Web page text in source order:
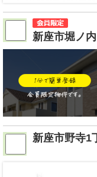
新座市堀ノ内
新座市野寺1